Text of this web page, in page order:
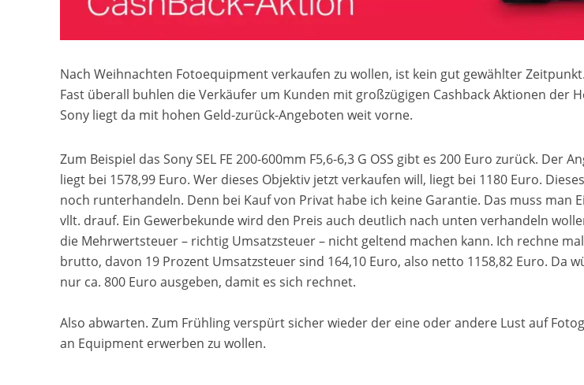
Nach Weihnachten Fotoequipment verkaufen zu wollen, ist kein gut gewählter Zeitpunkt.
Fast überall buhlen die Verkäufer um Kunden mit großzügigen Cashback Aktionen der
Sony liegt da mit hohen Geld-zurück-Angeboten weit vorne.
Zum Beispiel das Sony SEL FE 200-600mm F5,6-6,3 G OSS gibt es 200 Euro zurück. Der
liegt bei 1578,99 Euro. Wer dieses Objektiv jetzt verkaufen will, liegt bei 1180 Euro.
noch runterhandeln. Denn bei Kauf von Privat habe ich keine Garantie. Das muss man
vllt. drauf. Ein Gewerbekunde wird den Preis auch deutlich nach unten verhandeln
die Mehrwertsteuer – richtig Umsatzsteuer – nicht geltend machen kann. Ich rechne
brutto, davon 19 Prozent Umsatzsteuer sind 164,10 Euro, also netto 1158,82 Euro. Da
nur ca. 800 Euro ausgeben, damit es sich rechnet.
Also abwarten. Zum Frühling verspürt sicher wieder der eine oder andere Lust auf
an Equipment erwerben zu wollen.